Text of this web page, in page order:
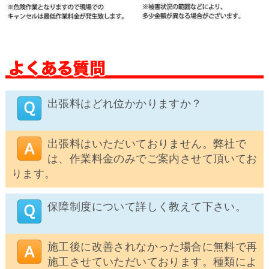
出張料はどれ位かかりますか？
出張料はいただいておりません。弊社で
は、作業料金のみでご案内させて頂いてお
ります。
保障制度について詳しく教えて下さい。
施工後に改善されなかった場合に無料で再
施工させていただいております。種類によ